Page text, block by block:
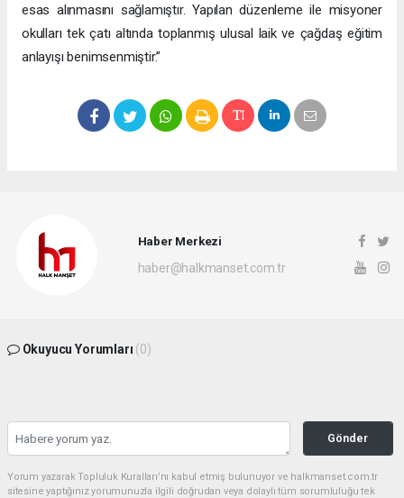
esas alınmasını sağlamıştır. Yapılan düzenleme ile misyoner
okulları tek çatı altında toplanmış ulusal laik ve çağdaş eğitim
anlayışı benimsenmiştir.”
Haber Merkezi
haber@halkmanset.com.tr
Okuyucu Yorumları (0)
Gönder
Yorum yazarak Topluluk Kuralları’nı kabul etmiş bulunuyor ve halkmanset.com.tr
sitesine yaptığınız yorumunuzla ilgili doğrudan veya dolaylı tüm sorumluluğu tek